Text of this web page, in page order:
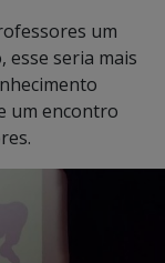
um
seria mais
um encontro